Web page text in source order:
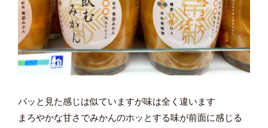
パッと見た感じは似ていますが味は全く違います
まろやかな甘さでみかんのホッとする味が前面に感じる